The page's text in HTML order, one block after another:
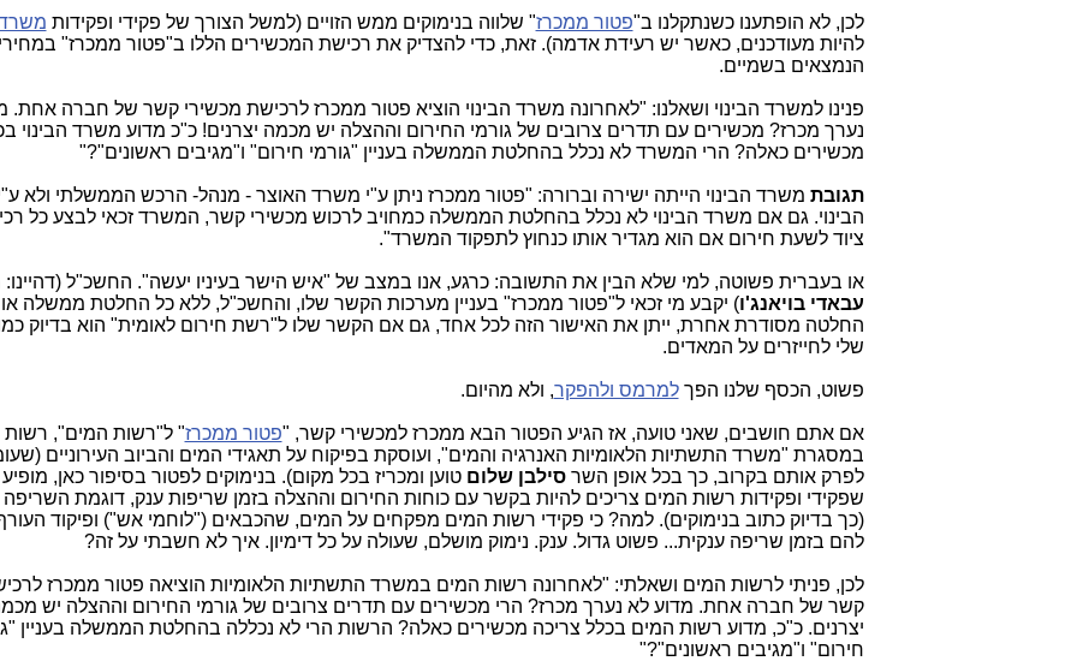
לכן, לא הופתענו כשנתקלנו ב"פטור ממכרז" שלווה בנימוקים ממש הזויים (למשל הצורך של פקידי ופקידות משרד
להיות מעודכנים, כאשר יש רעידת אדמה). זאת, כדי להצדיק את רכישת המכשירים הללו ב"פטור ממכרז"
הנמצאים בשמיים.
פנינו למשרד הבינוי ושאלנו: "לאחרונה משרד הבינוי הוציא פטור ממכרז לרכישת מכשירי קשר של חברה אחת.
נערך מכרז? מכשירים עם תדרים צרובים של גורמי החירום וההצלה יש מכמה יצרנים!כ"כ מדוע משרד הבינוי
מכשירים כאלה? הרי המשרד לא נכלל בהחלטת הממשלה בעניין "גורמי חירום" ו"מגיבים ראשונים"?"
תגובת משרד הבינוי הייתה ישירה וברורה: "פטור ממכרז ניתן ע"י משרד האוצר - מנהל- הרכש הממשלתי ולא
הבינוי. גם אם משרד הבינוי לא נכלל בהחלטת הממשלה כמחויב לרכוש מכשירי קשר, המשרד זכאי לבצע כל
ציוד לשעת חירום אם הוא מגדיר אותו כנחוץ לתפקוד המשרד".
או בעברית פשוטה, למי שלא הבין את התשובה: כרגע, אנו במצב של "איש הישר בעיניו יעשה". החשכ"ל (דהיינו:
עבאדי בויאנג'ו) יקבע מי זכאי ל"פטור ממכרז" בעניין מערכות הקשר שלו, והחשכ"ל, ללא כל החלטת ממשלה
החלטה מסודרת אחרת, ייתן את האישור הזה לכל אחד, גם אם הקשר שלו ל"רשת חירום לאומית" הוא בדיוק
שלי לחייזרים על המאדים.
פשוט, הכסף שלנו הפךלמרמס ולהפקר, ולא מהיום.
אם אתם חושבים, שאני טועה, אז הגיע הפטור הבא ממכרז למכשירי קשר, "פטור ממכרז" ל"רשות המים",
במסגרת "משרד התשתיות הלאומיות האנרגיה והמים", ועוסקת בפיקוח על תאגידי המים והביוב העירוניים
לפרק אותם בקרוב, כך בכל אופן השרסילבן שלום טוען ומכריז בכל מקום). בנימוקים לפטור בסיפור כאן, מופיע
שפקידי ופקידות רשות המים צריכים להיות בקשר עם כוחות החירום וההצלה בזמן שריפות ענק, דוגמת
(כך בדיוק כתוב בנימוקים). למה? כי פקידי רשות המים מפקחים על המים, שהכבאים ("לוחמי אש") ופיקוד העורף
להם בזמן שריפה ענקית... פשוט גדול. ענק. נימוק מושלם, שעולה על כל דימיון. איך לא חשבתי על זה?
לכן, פניתי לרשות המים ושאלתי: "לאחרונה רשות המים במשרד התשתיות הלאומיות הוציאה פטור ממכרז
קשר של חברה אחת. מדוע לא נערך מכרז? הרי מכשירים עם תדרים צרובים של גורמי החירום וההצלה יש
יצרנים. כ"כ, מדוע רשות המים בכלל צריכה מכשירים כאלה? הרשות הרי לא נכללה בהחלטת הממשלה בעניין
חירום" ו"מגיבים ראשונים"?"